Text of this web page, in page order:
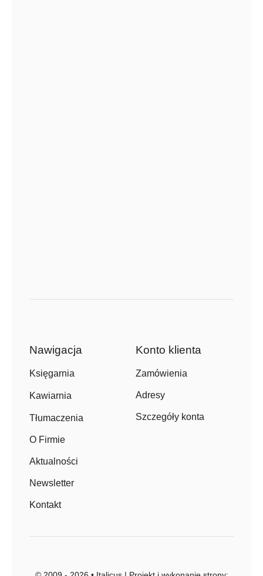
Nawigacja
Księgarnia
Kawiarnia
Tłumaczenia
O Firmie
Aktualności
Newsletter
Kontakt
Konto klienta
Zamówienia
Adresy
Szczegóły konta